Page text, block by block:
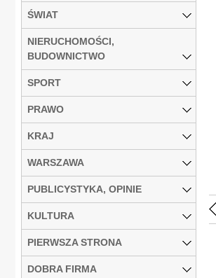
ŚWIAT
NIERUCHOMOŚCI,
BUDOWNICTWO
SPORT
PRAWO
KRAJ
WARSZAWA
PUBLICYSTYKA, OPINIE
KULTURA
PIERWSZA STRONA
DOBRA FIRMA